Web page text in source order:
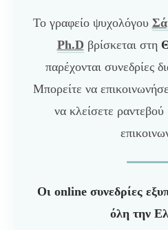
Το γραφείο ψυχολόγου
Ph.D βρίσκεται στη
παρέχονται συνεδρίες
Μπορείτε να
να κλείσετε
Οι online συνεδρίες
όλη την